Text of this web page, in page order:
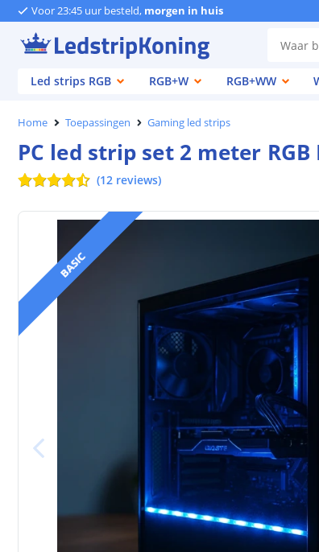
Voor 23:45 uur besteld, morgen in huis
Led strips RGB
RGB+W RGB+WW
Home Toepassingen Gaming led strips
PC led strip set 2 meter RGB
(12 reviews)
BASIC